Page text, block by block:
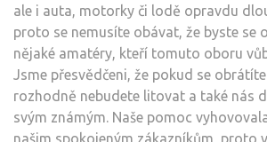
ale i auta, motorky či lodě opravdu
proto se nemusíte obávat, že byste se
nějaké amatéry, kteří tomuto oboru
Jsme přesvědčeni, že pokud se
rozhodně nebudete litovat a také nás
svým známým. Naše pomoc
našim spokojeným zákazníkům, proto